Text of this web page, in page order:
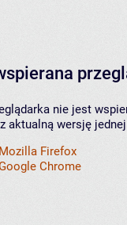
nie jest
aktualną wersję
Mozilla Firefox
Chrome